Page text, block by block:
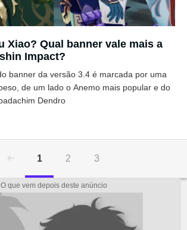
Xiao? Qual banner vale mais a
Impact?
banner da versão 3.4 é marcada por uma
de um lado o Anemo mais popular e do
Dendro
1 2 3